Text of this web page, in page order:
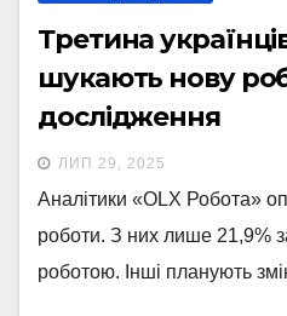
Третина
шукають нову
дослідження
ЛИП 29, 2025
Аналітики «OLX Робота»
роботи. З них лише 21,9%
роботою. Інші планують